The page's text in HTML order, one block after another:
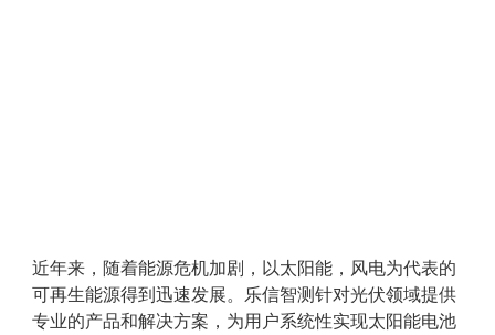
近年来，随着能源危机加剧，以太阳能，风电为代表的
可再生能源得到迅速发展。乐信智测针对光伏领域提供
专业的产品和解决方案，为用户系统性实现太阳能电池